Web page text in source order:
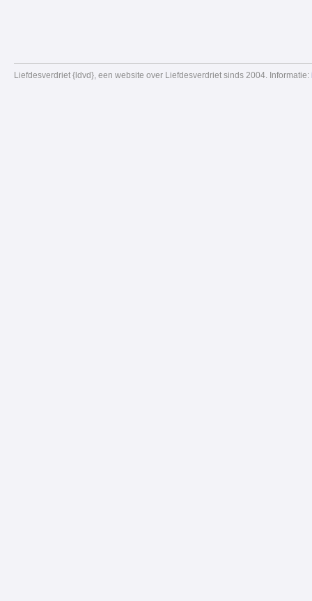
Liefdesverdriet {ldvd}, een website over Liefdesverdriet sinds 2004. Informatie: